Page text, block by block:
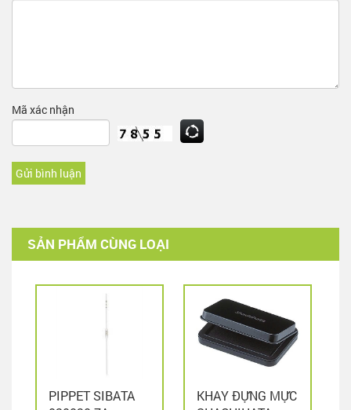
Mã xác nhận
Gửi bình luận
SẢN PHẨM CÙNG LOẠI
PIPPET SIBATA
KHAY ĐỰNG MỰC